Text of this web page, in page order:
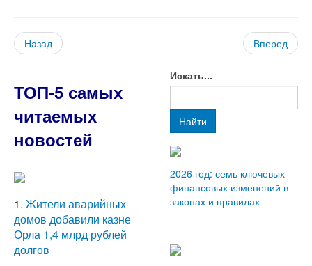
Назад Вперед
ТОП-5 самых
читаемых
новостей
1. Жители аварийных
домов добавили казне
Орла 1,4 млрд рублей
долгов
Искать...
Найти
2026 год: семь ключевых
финансовых изменений в
законах и правилах